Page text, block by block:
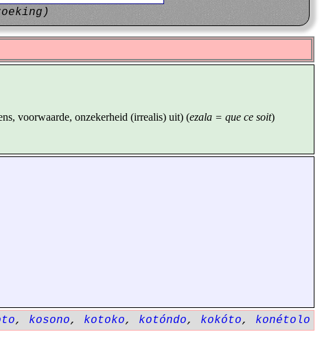
voorwaarde, onzekerheid (irrealis) uit) (ezala = que ce soit)
, kosono, kotoko, kotóndo, kokóto, konétolo